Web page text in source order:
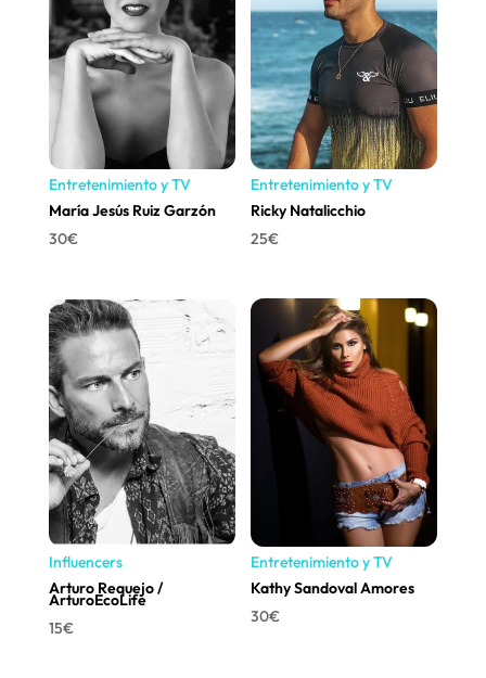
Entretenimiento y TV
María Jesús Ruiz Garzón
30€
Entretenimiento y TV
Ricky Natalicchio
25€
Influencers
Arturo Requejo /
ArturoEcoLife
15€
Entretenimiento y TV
Kathy Sandoval Amores
30€